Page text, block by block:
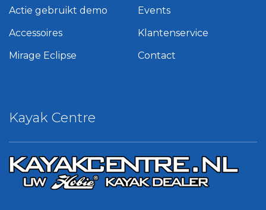
Kayak Centre
Actie gebruikt demo
Accessoires
Mirage Eclipse
Events
Klantenservice
Contact